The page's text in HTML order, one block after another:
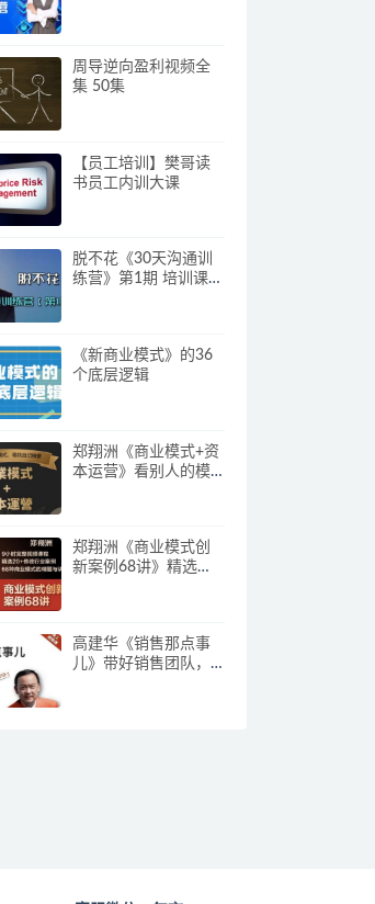
周导逆向盈利视频全
集 50集
【员工培训】樊哥读
书员工内训大课
脱不花《30天沟通训
练营》第1期 培训课程
《新商业模式》的36
个底层逻辑
郑翔洲《商业模式+资
本运营》看别人的模
郑翔洲《商业模式创
新案例68讲》精选
高建华《销售那点事
儿》带好销售团队，